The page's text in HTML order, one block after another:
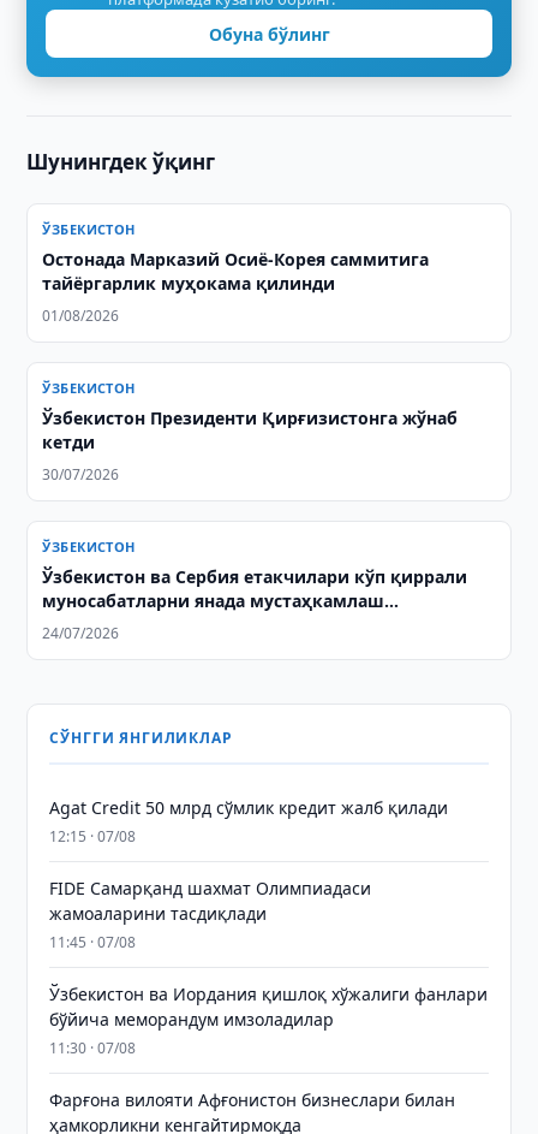
Обуна бўлинг
Шунингдек ўқинг
ЎЗБЕКИСТОН
Остонада Марказий Осиё-Корея саммитига
тайёргарлик муҳокама қилинди
01/08/2026
ЎЗБЕКИСТОН
Ўзбекистон Президенти Қирғизистонга жўнаб
кетди
30/07/2026
ЎЗБЕКИСТОН
Ўзбекистон ва Сербия етакчилари кўп қиррали
муносабатларни янада мустаҳкамлаш
масалаларини муҳокама қилдилар
24/07/2026
СЎНГГИ ЯНГИЛИКЛАР
Agat Credit 50 млрд сўмлик кредит жалб қилади
12:15 · 07/08
FIDE Самарқанд шахмат Олимпиадаси
жамоаларини тасдиқлади
11:45 · 07/08
Ўзбекистон ва Иордания қишлоқ хўжалиги фанлари
бўйича меморандум имзоладилар
11:30 · 07/08
Фарғона вилояти Афғонистон бизнеслари билан
ҳамкорликни кенгайтирмоқда